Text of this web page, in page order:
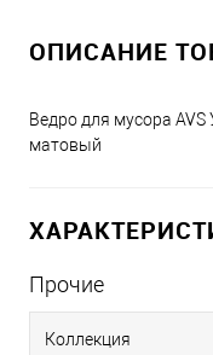
ОПИСАНИЕ
Ведро для мусора
матовый
Прочие
Коллекция